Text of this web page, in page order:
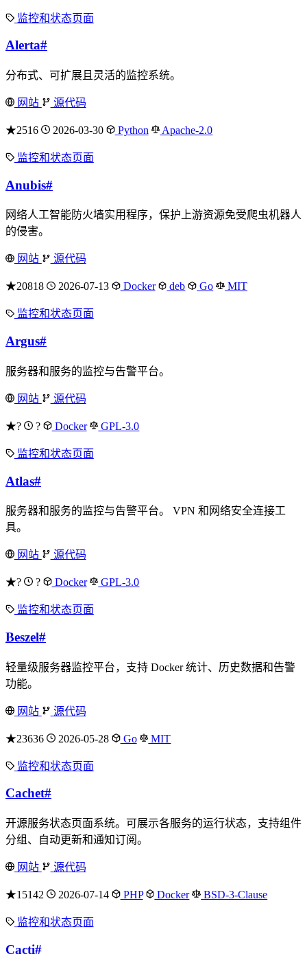
监控和状态页面
Alerta#
分布式、可扩展且灵活的监控系统。
网站 源代码
★2516 2026-03-30 Python Apache-2.0
监控和状态页面
Anubis#
网络人工智能防火墙实用程序，保护上游资源免受爬虫机器人
的侵害。
网站 源代码
★20818 2026-07-13 Docker deb Go MIT
监控和状态页面
Argus#
服务器和服务的监控与告警平台。
网站 源代码
★? ? Docker GPL-3.0
监控和状态页面
Atlas#
服务器和服务的监控与告警平台。 VPN 和网络安全连接工
具。
网站 源代码
★? ? Docker GPL-3.0
监控和状态页面
Beszel#
轻量级服务器监控平台，支持 Docker 统计、历史数据和告警
功能。
网站 源代码
★23636 2026-05-28 Go MIT
监控和状态页面
Cachet#
开源服务状态页面系统。可展示各服务的运行状态，支持组件
分组、自动更新和通知订阅。
网站 源代码
★15142 2026-07-14 PHP Docker BSD-3-Clause
监控和状态页面
Cacti#